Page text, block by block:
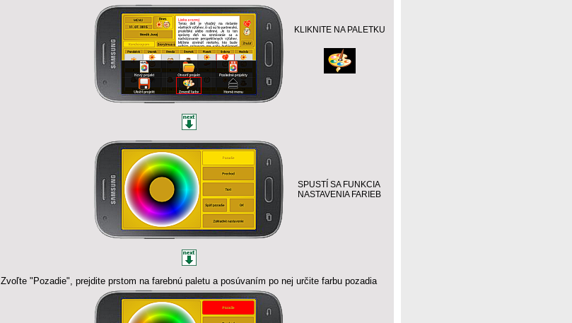
KLIKNITE NA PALETKU
SPUSTÍ SA FUNKCIA
NASTAVENIA FARIEB
Zvoľte "Pozadie", prejdite prstom na farebnú paletu a posúvaním po nej určite farbu pozadia